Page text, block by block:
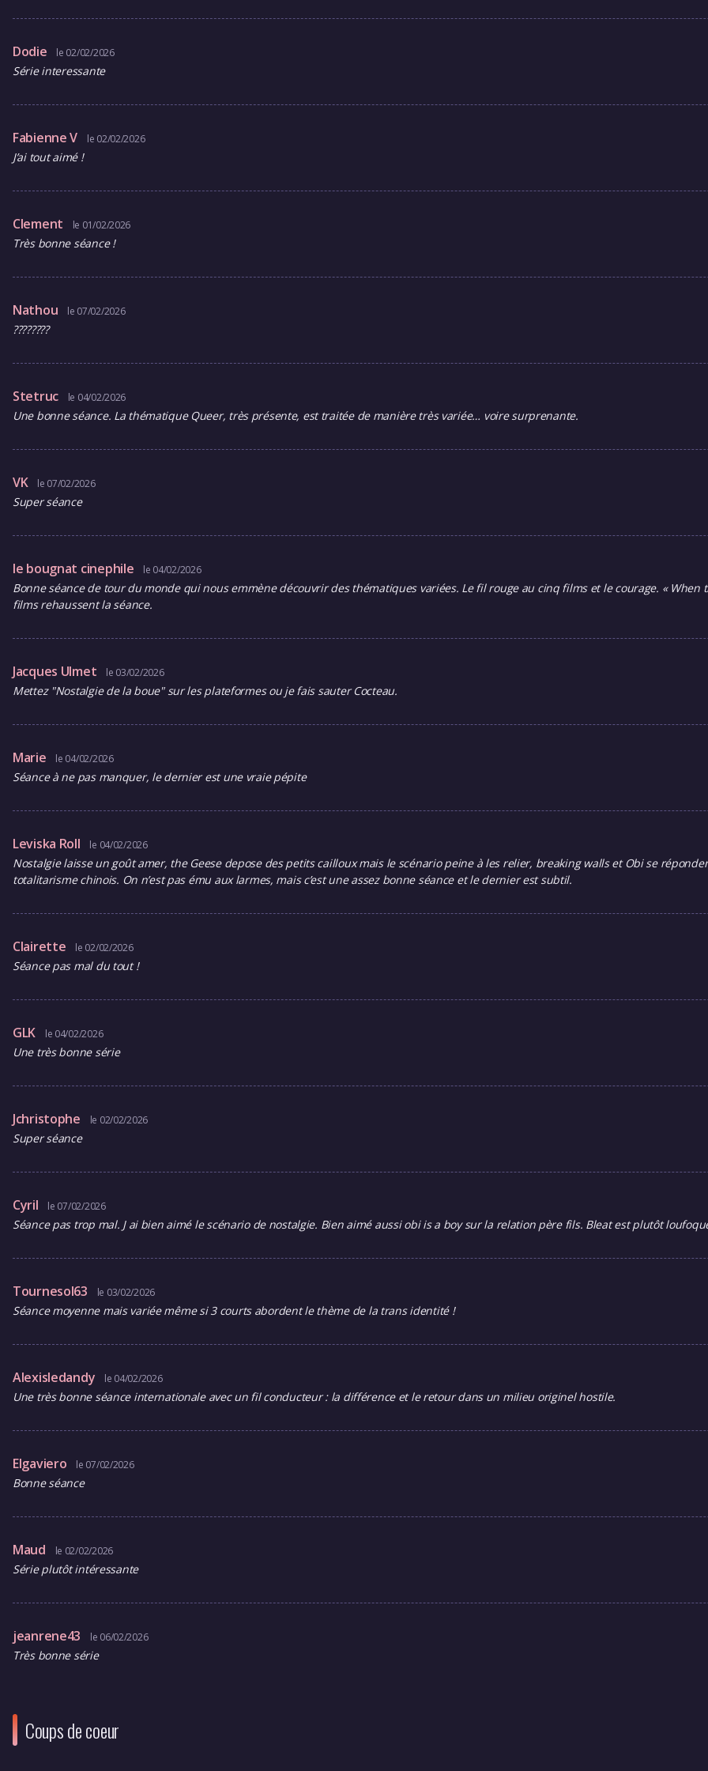
Dodie le 02/02/2026
Série interessante
Fabienne V le 02/02/2026
J’ai tout aimé !
Clement le 01/02/2026
Très bonne séance !
Nathou le 07/02/2026
????????
Stetruc le 04/02/2026
Une bonne séance. La thématique Queer, très présente, est traitée de manière très variée… voire surprenante.
VK le 07/02/2026
Super séance
le bougnat cinephile le 04/02/2026
Bonne séance de tour du monde qui nous emmène découvrir des thématiques variées. Le fil rouge au cinq films et le courage. «
films rehaussent la séance.
Jacques Ulmet le 03/02/2026
Mettez "Nostalgie de la boue" sur les plateformes ou je fais sauter Cocteau.
Marie le 04/02/2026
Séance à ne pas manquer, le dernier est une vraie pépite
Leviska Roll le 04/02/2026
Nostalgie laisse un goût amer, the Geese depose des petits cailloux mais le scénario peine à les relier, breaking walls et Obi se
totalitarisme chinois. On n’est pas ému aux larmes, mais c’est une assez bonne séance et le dernier est subtil.
Clairette le 02/02/2026
Séance pas mal du tout !
GLK le 04/02/2026
Une très bonne série
Jchristophe le 02/02/2026
Super séance
Cyril le 07/02/2026
Séance pas trop mal. J ai bien aimé le scénario de nostalgie. Bien aimé aussi obi is a boy sur la relation père fils. Bleat est plutôt
Tournesol63 le 03/02/2026
Séance moyenne mais variée même si 3 courts abordent le thème de la trans identité !
Alexisledandy le 04/02/2026
Une très bonne séance internationale avec un fil conducteur : la différence et le retour dans un milieu originel hostile.
Elgaviero le 07/02/2026
Bonne séance
Maud le 02/02/2026
Série plutôt intéressante
jeanrene43 le 06/02/2026
Très bonne série
Coups de coeur